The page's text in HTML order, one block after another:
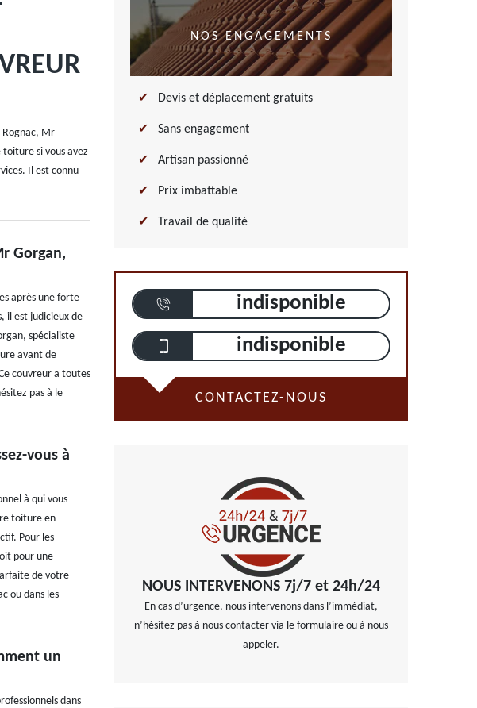
Rognac, Mr
si vous avez
Il est connu
Gorgan,
après une forte
il est judicieux de
spécialiste
avant de
couvreur a toutes
pas à le
vous à
à qui vous
toiture en
Pour les
pour une
de votre
ou dans les
un
dans
NOS ENGAGEMENTS
Devis et déplacement gratuits
Sans engagement
Artisan passionné
Prix imbattable
Travail de qualité
indisponible
indisponible
CONTACTEZ-NOUS
NOUS INTERVENONS 7j/7 et 24h/24
En cas d’urgence, nous intervenons dans l’immédiat,
n’hésitez pas à nous contacter via le formulaire ou à nous
appeler.